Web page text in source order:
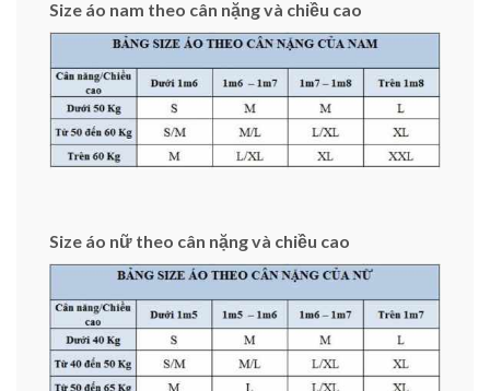
Size áo nam theo cân nặng và chiều cao
Size áo nữ theo cân nặng và chiều cao